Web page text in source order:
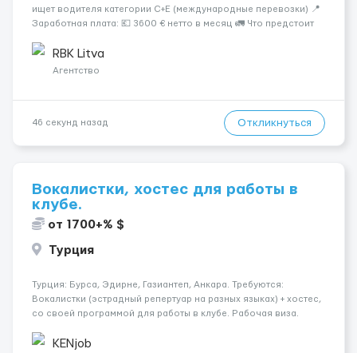
ищет водителя категории C+E (международные перевозки) 📍
Заработная плата: 💶 3600 € нетто в месяц 🚛 Что предстоит
рефрижераторах. В среднем 400–500 км в день. Погрузки и
разгрузки...
RBK Litva
Агентство
46 секунд назад Откликнуться
Вокалистки, хостес для работы в
клубе.
от 1700+% $
Турция
Турция: Бурса, Эдирне, Газиантеп, Анкара. Требуются:
Вокалистки (эстрадный репертуар на разных языках) + хостеc,
со своей программой для работы в клубе. Рабочая виза.
одного до трех месяцев. Мед. страховка. Высокая зарплат...
KENjob